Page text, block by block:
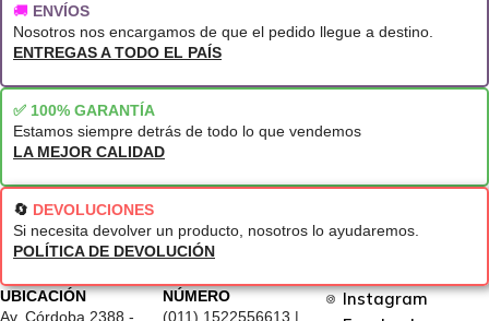
🚚 ENVÍOS
Nosotros nos encargamos de que el pedido llegue a destino.
ENTREGAS A TODO EL PAÍS
✅ 100% GARANTÍA
Estamos siempre detrás de todo lo que vendemos
LA MEJOR CALIDAD
🔄 DEVOLUCIONES
Si necesita devolver un producto, nosotros lo ayudaremos.
POLÍTICA DE DEVOLUCIÓN
UBICACIÓN
Av. Córdoba 2388 -
NÚMERO
(011) 1522556613 |
Instagram